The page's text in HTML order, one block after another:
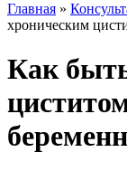
Главная »
хроническим
Как